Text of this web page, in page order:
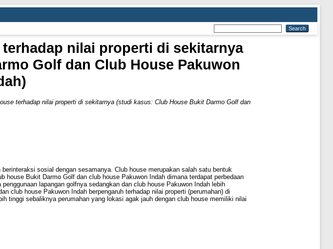
nilai properti di sekitarnya
Golf dan Club House Pakuwon
terhadap nilai properti di sekitarnya (studi kasus: Club House Bukit Darmo Golf dan
sosial dengan sesamanya. Club house merupakan salah satu bentuk
Bukit Darmo Golf dan club house Pakuwon Indah dimana terdapat perbedaan
lapangan golfnya sedangkan dan club house Pakuwon Indah lebih
club house Pakuwon Indah berpengaruh terhadap nilai properti (perumahan) di
tinggi sebaliknya perumahan yang lokasi agak jauh dengan club house memiliki nilai